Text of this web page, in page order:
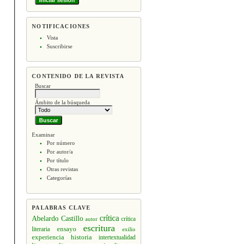
NOTIFICACIONES
Vista
Suscribirse
CONTENIDO DE LA REVISTA
Buscar
Ámbito de la búsqueda
Examinar
Por número
Por autor/a
Por título
Otras revistas
Categorías
PALABRAS CLAVE
Abelardo Castillo autor crítica crítica
literaria
ensayo escritura exilio
experiencia historia intertextualidad